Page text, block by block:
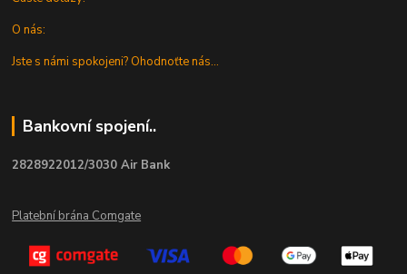
O nás:
Jste s námi spokojeni? Ohodnoťte nás...
Bankovní spojení..
2828922012/3030 Air Bank
Platební brána Comgate